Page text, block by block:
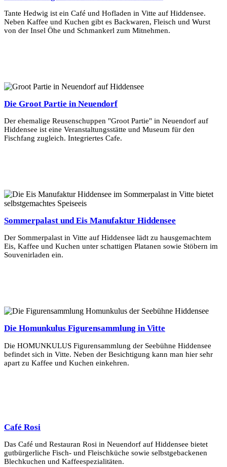
Tante Hedwig ist ein Café und Hofladen in Vitte auf Hiddensee.
Neben Kaffee und Kuchen gibt es Backwaren, Fleisch und Wurst
von der Insel Öhe und Schmankerl zum Mitnehmen.
Die Groot Partie in Neuendorf
Der ehemalige Reusenschuppen "Groot Partie" in Neuendorf auf
Hiddensee ist eine Veranstaltungsstätte und Museum für den
Fischfang zugleich. Integriertes Cafe.
Sommerpalast und Eis Manufaktur Hiddensee
Der Sommerpalast in Vitte auf Hiddensee lädt zu hausgemachtem
Eis, Kaffee und Kuchen unter schattigen Platanen sowie Stöbern im
Souvenirladen ein.
Die Homunkulus Figurensammlung in Vitte
Die HOMUNKULUS Figurensammlung der Seebühne Hiddensee
befindet sich in Vitte. Neben der Besichtigung kann man hier sehr
apart zu Kaffee und Kuchen einkehren.
Café Rosi
Das Café und Restauran Rosi in Neuendorf auf Hiddensee bietet
gutbürgerliche Fisch- und Fleischküche sowie selbstgebackenen
Blechkuchen und Kaffeespezialitäten.